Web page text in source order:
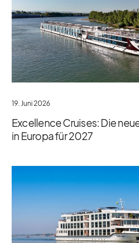
19. Juni 2026
Excellence Cruises: Die
in Europa für 2027